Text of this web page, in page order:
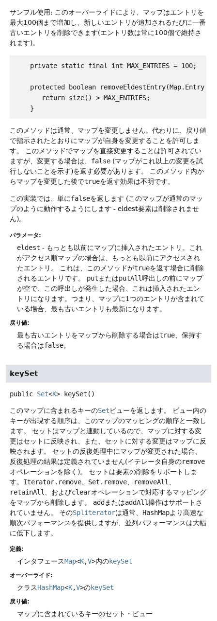
サンプル使用: このオーバーライドにより、マップはエントリを
最大100個まで増加し、新しいエントリが追加されるたびに一番
古いエントリを削除できます(エントリ数は常に100個で維持さ
れます)。
    private static final int MAX_ENTRIES = 100;
protected boolean removeEldestEntry(Map.Entry
       return size() > MAX_ENTRIES;
このメソッドは通常、マップを変更しません。代わりに、戻り値
で指示されたとおりにマップが自身を変更することを許可しま
す。
このメソッドでマップを直接変更することは許可されてい
ますが、変更する場合は、 false (マップがこれ以上の変更を試
行しないことを示す)を返す必要があります。
このメソッド内か
らマップを変更した後でtrueを返す効果は不明です。
この実装では、単にfalseを返します (このマップが通常のマッ
プのように動作するようにします - eldest要素は削除されませ
ん)。
パラメータ:
eldest - もっとも以前にマップに挿入されたエントリ。これ
がアクセス順マップの場合は、もっとも以前にアクセスされ
たエントリ。
これは、このメソッドがtrueを返す場合に削除
されるエントリです。
put またはputAll呼出しの前にマップ
が空で、この呼出しが発生した場合、これは挿入されたエン
トリになります。つまり、マップに1つのエントリが含まれて
いる場合、最も古いエントリも最新になります。
戻り値:
最も古いエントリをマップから削除する場合はtrue 、保持す
る場合はfalse。
keySet
public Set<K> keySet ()
このマップに含まれるキーのSetビューを返します。
ビュー内の
キーが出現する順序は、このマップのマッピングの順序と一致し
ます。
セットはマップと連動しているので、マップに対する変
更はセットに反映され、また、セットに対する変更はマップに反
映されます。
セットの反復処理中にマップが変更された場合、
反復処理の結果は定義されていません(イテレータ自身のremove
オペレーションを除く)。
セットは要素の削除をサポートしま
す。 Iterator.remove Set.remove removeAll
retainAll
、およびclearオペレーションで対応するマッピング
をマップから削除します。
add またはaddAll操作はサポートさ
れていません。
そのSpliteratorは通常、 HashMapより高速な
順次パフォーマンスを提供しますが、並列パフォーマンスは大幅
に低下します。
定義:
インタフェースMap<K,V>内のkeySet
オーバーライド:
クラスHashMap<K,V>のkeySet
戻り値:
マップに含まれているキーのセット・ビュー